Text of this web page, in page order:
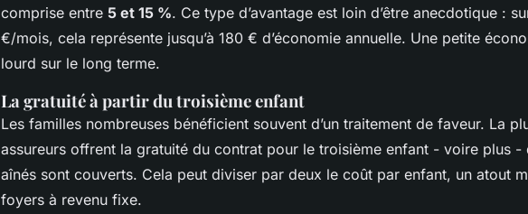
comprise entre 5 et 15 %. Ce type d’avantage est loin d’être anecdotique :
€/mois, cela représente jusqu’à 180 € d’économie annuelle. Une petite
lourd sur le long terme.
La gratuité à partir du troisième enfant
Les familles nombreuses bénéficient souvent d’un traitement de faveur. La
assureurs offrent la gratuité du contrat pour le troisième enfant - voire plus -
aînés sont couverts. Cela peut diviser par deux le coût par enfant, un atout
foyers à revenu fixe.